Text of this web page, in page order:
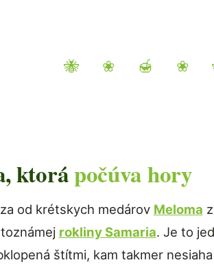
🐝 ❀ 🍯 ❀
ktorápočúva hory
od krétskych medárov Meloma
rokliny Samaria. Je to
štítmi, kam takmer